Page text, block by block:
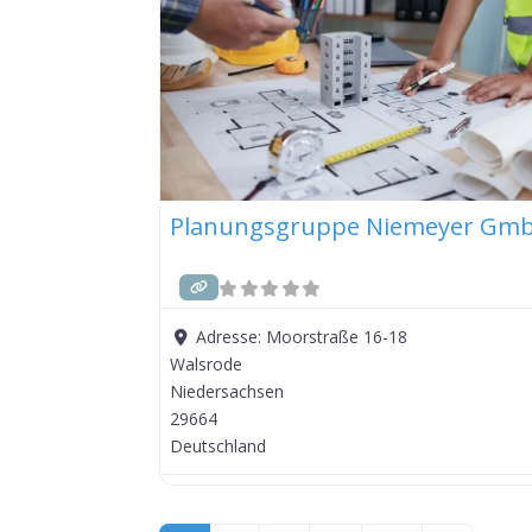
Planungsgruppe Niemeyer
Adresse: Moorstraße 16-18
Walsrode
Niedersachsen
29664
Deutschland